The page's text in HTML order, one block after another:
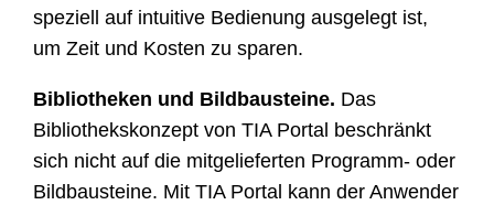
speziell auf intuitive Bedienung ausgelegt ist,
um Zeit und Kosten zu sparen.
Bibliotheken und Bildbausteine. Das
Bibliothekskonzept von TIA Portal beschränkt
sich nicht auf die mitgelieferten Programm- oder
Bildbausteine. Mit TIA Portal kann der Anwender